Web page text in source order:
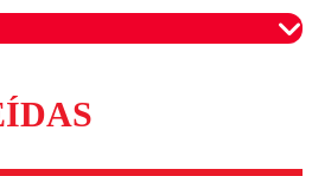
moderados para garantizar un
respetuoso.